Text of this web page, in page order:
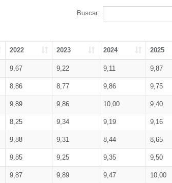
Buscar:
2022 2023 2024 2025
9,67 9,22 9,11 9,87
8,86 8,77 9,86 9,75
9,89 9,86 10,00 9,40
8,25 9,34 9,19 9,16
9,88 9,31 8,44 8,65
9,85 9,25 9,35 9,50
9,87 9,89 9,47 10,00